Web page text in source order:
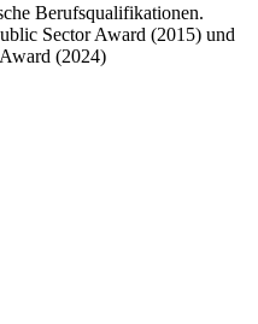
Berufsqualifikationen.
Sector Award (2015) und
(2024)